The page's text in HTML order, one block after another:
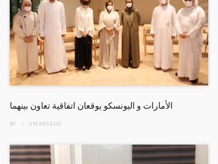
الأمارات و اليونسكو يوقعان اتفاقية تعاون بينهما
BY 5 YEARSAGO